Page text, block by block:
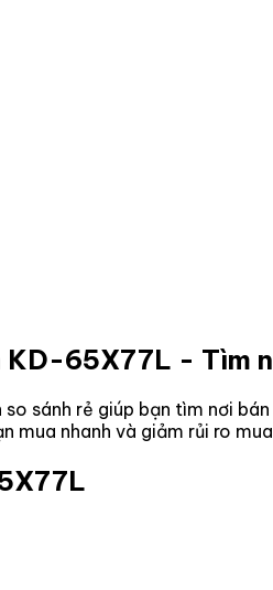
KD-65X77L - Tìm
so sánh rẻ giúp bạn tìm nơi
mua nhanh và giảm rủi ro